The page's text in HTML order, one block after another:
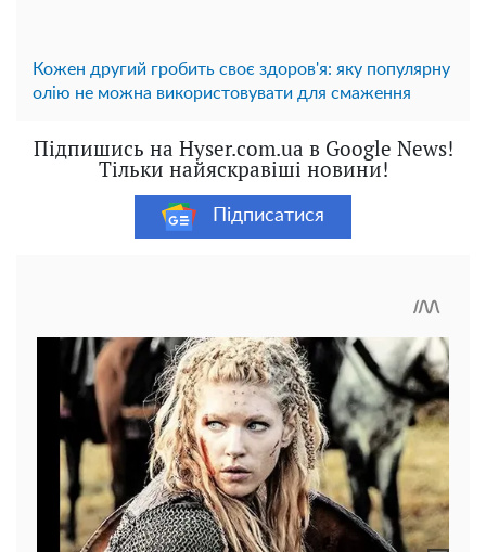
Кожен другий гробить своє здоров'я: яку популярну
олію не можна використовувати для смаження
Підпишись на Hyser.com.ua в Google News!
Тільки найяскравіші новини!
Підписатися